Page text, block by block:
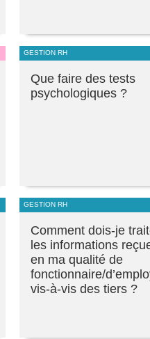
GESTION RH
Que faire des tests
psychologiques ?
GESTION RH
Comment dois-je
les informations
en ma qualité de
fonctionnaire/
vis-à-vis des tiers ?